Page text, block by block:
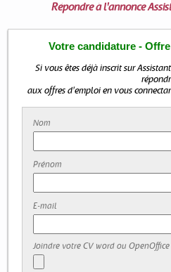
Répondre à l'annonce
Votre candidature -
Si vous êtes déjà inscrit sur
aux offres d'emploi en vous
Nom
Prénom
E-mail
Joindre votre CV word ou OpenOffice